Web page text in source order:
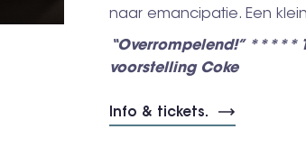
naar emancipatie. Een
“Overrompelend!” *****
voorstelling Coke
Info & tickets.